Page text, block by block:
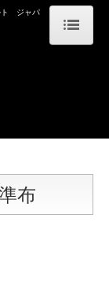
ト ジャパ
布